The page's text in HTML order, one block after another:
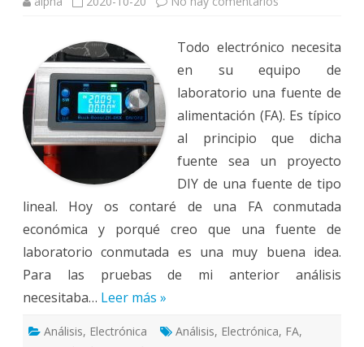
Alimentación
ZK-
4KX
Todo electrónico necesita
en su equipo de
laboratorio una fuente de
alimentación (FA). Es típico
al principio que dicha
fuente sea un proyecto
DIY de una fuente de tipo
lineal. Hoy os contaré de una FA conmutada
económica y porqué creo que una fuente de
laboratorio conmutada es una muy buena idea.
Para las pruebas de mi anterior análisis
necesitaba… Leer más »
Análisis, Electrónica Análisis, Electrónica, FA,